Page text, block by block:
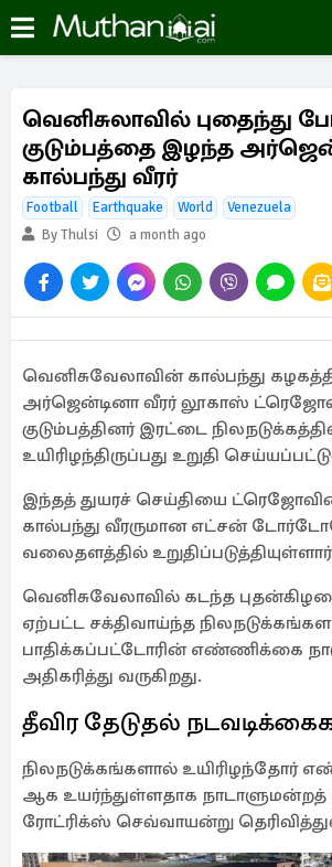
வெனிசுலாவில் புதைந்து
குடும்பத்தை இழந்த
கால்பந்து வீரர்
Football Earthquake World
Venezuela
By Thulsi
a month ago
வெனிசுவேலாவின் கால்பந்து
அர்ஜென்டினா வீரர் லூகாஸ்
குடும்பத்தினர் இரட்டை
உயிரிழந்திருப்பது உறுதி
இந்தத் துயரச் செய்தியை
கால்பந்து வீரருமான எட்சன்
வலைதளத்தில்
வெனிசுவேலாவில் கடந்த
ஏற்பட்ட சக்திவாய்ந்த
பாதிக்கப்பட்டோரின் எண்ணிக்கை
அதிகரித்து வருகிறது.
தீவிர தேடுதல்
நிலநடுக்கங்களால் உயிரிழந்தோர்
ஆக உயர்ந்துள்ளதாக
ரோட்ரிக்ஸ் செவ்வாயன்று